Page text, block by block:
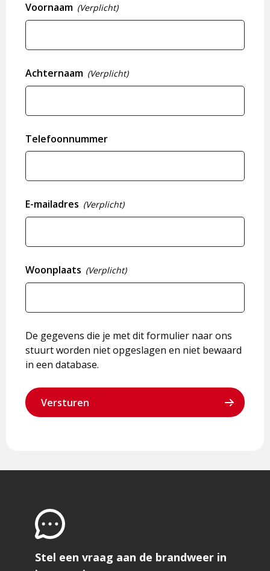
Voornaam (Verplicht)
Achternaam (Verplicht)
Telefoonnummer
E-mailadres (Verplicht)
Woonplaats (Verplicht)
De gegevens die je met dit formulier naar ons
stuurt worden niet opgeslagen en niet bewaard
in een database.
Stel een vraag aan de brandweer in